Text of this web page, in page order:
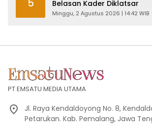
5
Belasan Kader Diklatsar
Minggu, 2 Agustus 2026 | 14:42 WIB
PT EMSATU MEDIA UTAMA
Jl. Raya Kendaldoyong No. 8,
Petarukan. Kab. Pemalang, Jawa